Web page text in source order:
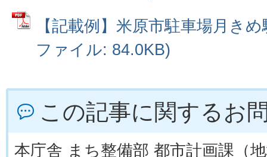
【記載例】米原市駐車場月き
ファイル: 84.0KB)
この記事に関するお
本庁舎 まち整備部 都市計画課（